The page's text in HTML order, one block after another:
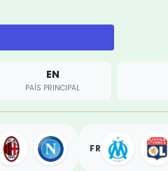
EN
PAÍS PRINCIPAL
FR